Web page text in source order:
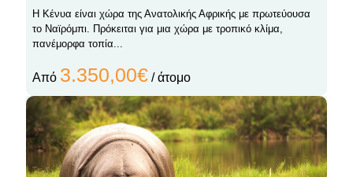
Η Κένυα είναι χώρα της Ανατολικής Αφρικής με πρωτεύουσα
το Ναϊρόμπι. Πρόκειται για μια χώρα με τροπικό κλίμα,
πανέμορφα τοπία...
Από 3.350,00€ / άτομο